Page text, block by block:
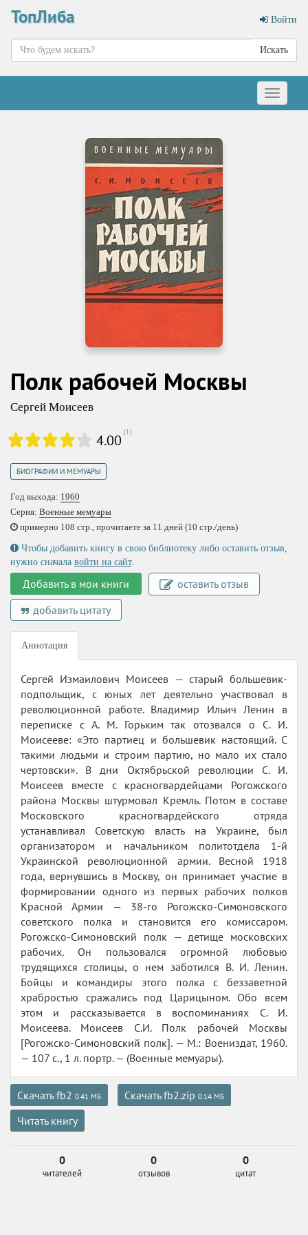
ТопЛиба Войти
Искать
Меню
Полк рабочей Москвы
Сергей Моисеев
4.00 (1)
БИОГРАФИИ И МЕМУАРЫ
Год выхода: 1960
Серия: Военные мемуары
примерно 108 стр., прочитаете за 11 дней (10 стр./день)
Чтобы добавить книгу в свою библиотеку либо оставить отзыв,
нужно сначала войти на сайт.
Добавить в мои книги
оставить отзыв
добавить цитату
Аннотация
Сергей Измаилович Моисеев — старый большевик-
подпольщик, с юных лет деятельно участвовал в
революционной работе. Владимир Ильич Ленин в
переписке с А. М. Горьким так отозвался о С. И.
Моисееве: «Это партиец и большевик настоящий. С
такими людьми и строим партию, но мало их стало
чертовски». В дни Октябрьской революции С. И.
Моисеев вместе с красногвардейцами Рогожского
района Москвы штурмовал Кремль. Потом в составе
Московского красногвардейского отряда
устанавливал Советскую власть на Украине, был
организатором и начальником политотдела 1-й
Украинской революционной армии. Весной 1918
года, вернувшись в Москву, он принимает участие в
формировании одного из первых рабочих полков
Красной Армии — 38-го Рогожско-Симоновского
советского полка и становится его комиссаром.
Рогожско-Симоновский полк — детище московских
рабочих. Он пользовался огромной любовью
трудящихся столицы, о нем заботился В. И. Ленин.
Бойцы и командиры этого полка с беззаветной
храбростью сражались под Царицыном. Обо всем
этом и рассказывается в воспоминаниях С. И.
Моисеева. Моисеев С.И. Полк рабочей Москвы
[Рогожско-Симоновский полк]. — М.: Воениздат, 1960.
— 107 с., 1 л. портр. — (Военные мемуары).
Скачать fb2 0.41 МБ Скачать fb2.zip 0.14 МБ
Читать книгу
0
читателей
0
отзывов
0
цитат